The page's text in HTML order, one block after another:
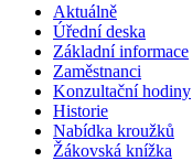
Aktuálně
Úřední deska
Základní informace
Zaměstnanci
Konzultační hodiny
Historie
Nabídka kroužků
Žákovská knížka